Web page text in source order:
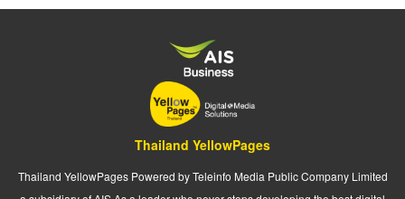
Thailand YellowPages
Thailand YellowPages Powered by Teleinfo Media Public Company Limited